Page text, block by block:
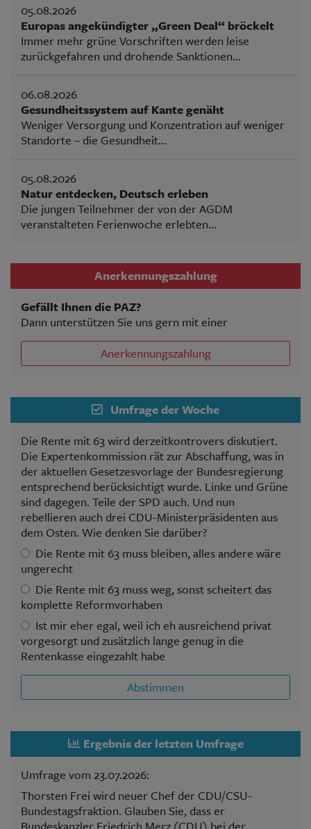
05.08.2026
Europas angekündigter „Green Deal“ bröckelt
Immer mehr grüne Vorschriften werden leise
zurückgefahren und drohende Sanktionen...
06.08.2026
Gesundheitssystem auf Kante genäht
Weniger Versorgung und Konzentration auf weniger
Standorte – die Gesundheit...
05.08.2026
Natur entdecken, Deutsch erleben
Die jungen Teilnehmer der von der AGDM
veranstalteten Ferienwoche erlebten...
Anerkennungszahlung
Gefällt Ihnen die PAZ?
Dann unterstützen Sie uns gern mit einer
Anerkennungszahlung
Umfrage der Woche
Die Rente mit 63 wird derzeitkontrovers diskutiert.
Die Expertenkommission rät zur Abschaffung, was in
der aktuellen Gesetzesvorlage der Bundesregierung
entsprechend berücksichtigt wurde. Linke und Grüne
sind dagegen. Teile der SPD auch. Und nun
rebellieren auch drei CDU-Ministerpräsidenten aus
dem Osten. Wie denken Sie darüber?
Die Rente mit 63 muss bleiben, alles andere wäre
ungerecht
Die Rente mit 63 muss weg, sonst scheitert das
komplette Reformvorhaben
Ist mir eher egal, weil ich eh ausreichend privat
vorgesorgt und zusätzlich lange genug in die
Rentenkasse eingezahlt habe
Abstimmen
Ergebnis der letzten Umfrage
Umfrage vom 23.07.2026:
Thorsten Frei wird neuer Chef der CDU/CSU-
Bundestagsfraktion. Glauben Sie, dass er
Bundeskanzler Friedrich Merz (CDU) bei der